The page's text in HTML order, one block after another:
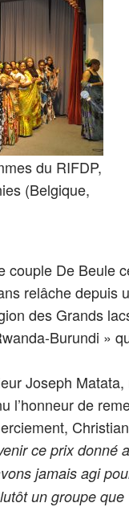
du RIFDP,
(Belgique,
couple De Beule
relâche depuis
des Grands
Burundi »
Joseph
l’honneur de
ce prix donné
jamais agi
un groupe